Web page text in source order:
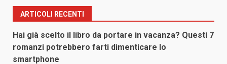
ARTICOLI RECENTI
Hai già scelto il libro da portare in vacanza? Questi 7
romanzi potrebbero farti dimenticare lo
smartphone